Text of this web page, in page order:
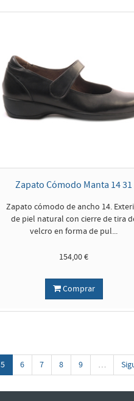
Zapato Cómodo Manta 14 31
Zapato cómodo de ancho 14.
de piel natural con cierre de tira
velcro en forma de pul...
154,00 €
Comprar
5 6 7 8 9 …